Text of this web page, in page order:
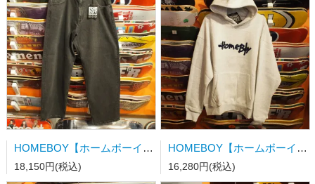
HOMEBOY【ホームボーイ】x-tra MONSTER Denim WASHED GREY
18,150円(税込)
HOMEBOY【ホームボーイ】PENCIL CHENILLE HOOD H.GRAY XL
16,280円(税込)